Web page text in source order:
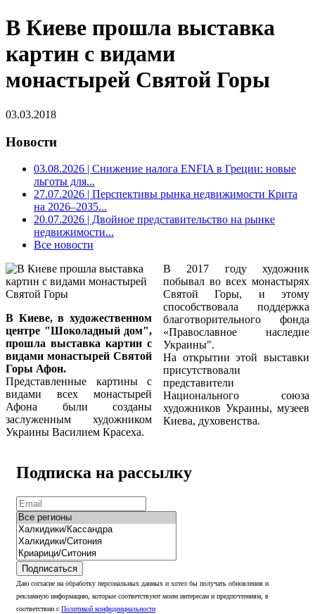
В Киеве прошла выставка
картин с видами
монастырей Святой Горы
03.03.2018
Новости
03.08.2026 | Снижение налога ENFIA в Греции: новые
льготы для...
27.07.2026 | Перспективы рынка недвижимости Крита
на 2026–2035...
20.07.2026 | Двойное представительство на рынке
недвижимости...
Все новости
В Киеве, в художественном
центре "Шоколадный дом",
прошла выставка картин с
видами монастырей Святой
Горы Афон.
Представленные картины с
видами всех монастырей
Афона были созданы
заслуженным художником
Украины Василием Красеха.
В 2017 году художник
побывал во всех монастырях
Святой Горы, и этому
способствовала поддержка
благотворительного фонда
«Православное наследие
Украины".
На открытии этой выставки
присутствовали
представители
Национального союза
художников Украины, музеев
Киева, духовенства.
Подписка на рассылку
Подписаться
Даю согласие на обработку персональных данных и хотел бы получать обновления и
рекламную информацию, которые соответствуют моим интересам и предпочтениям, в
соответствии с Политикой конфиденциальности